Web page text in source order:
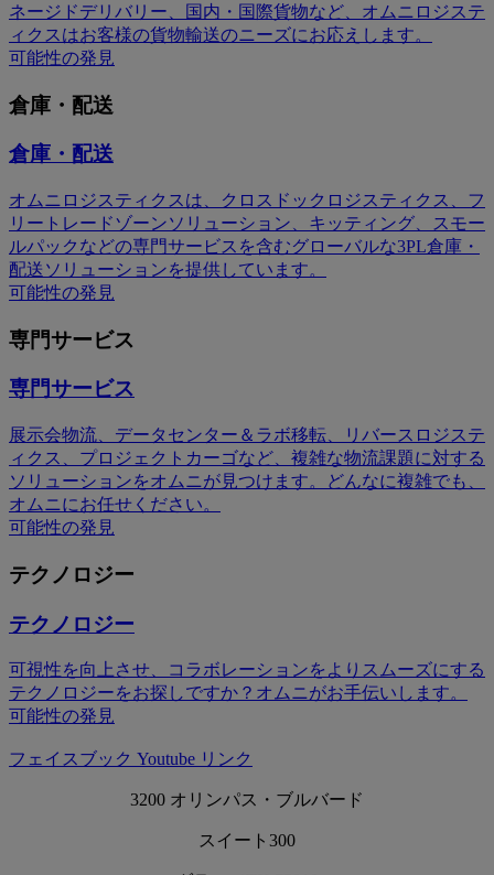
ネージドデリバリー、国内・国際貨物など、オムニロジステ
ィクスはお客様の貨物輸送のニーズにお応えします。
可能性の発見
倉庫・配送
倉庫・配送
オムニロジスティクスは、クロスドックロジスティクス、フ
リートレードゾーンソリューション、キッティング、スモー
ルパックなどの専門サービスを含むグローバルな3PL倉庫・
配送ソリューションを提供しています。
可能性の発見
専門サービス
専門サービス
展示会物流、データセンター＆ラボ移転、リバースロジステ
ィクス、プロジェクトカーゴなど、複雑な物流課題に対する
ソリューションをオムニが見つけます。どんなに複雑でも、
オムニにお任せください。
可能性の発見
テクノロジー
テクノロジー
可視性を向上させ、コラボレーションをよりスムーズにする
テクノロジーをお探しですか？オムニがお手伝いします。
可能性の発見
フェイスブック Youtube リンク
3200 オリンパス・ブルバード
スイート300